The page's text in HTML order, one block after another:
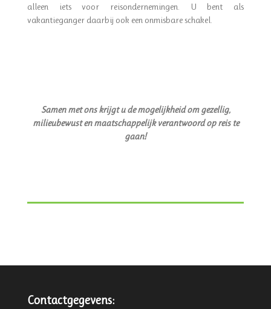
alleen iets voor reisondernemingen. U bent als
vakantieganger daarbij ook een onmisbare schakel.
Samen met ons krijgt u de mogelijkheid om gezellig,
milieubewust en maatschappelijk verantwoord op reis te
gaan!
Contactgegevens: